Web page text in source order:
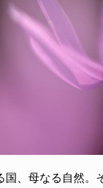
国、母なる自然。